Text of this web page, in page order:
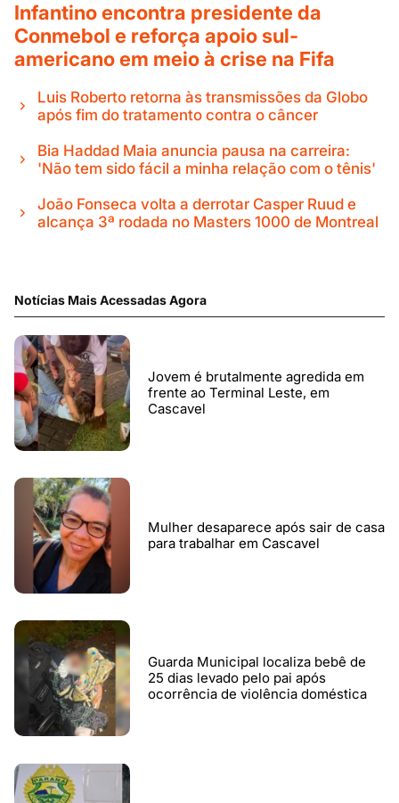
Infantino encontra presidente da
Conmebol e reforça apoio sul-
americano em meio à crise na Fifa
Luis Roberto retorna às transmissões da Globo
após fim do tratamento contra o câncer
Bia Haddad Maia anuncia pausa na carreira:
'Não tem sido fácil a minha relação com o tênis'
João Fonseca volta a derrotar Casper Ruud e
alcança 3ª rodada no Masters 1000 de Montreal
Notícias Mais Acessadas Agora
Jovem é brutalmente agredida em
frente ao Terminal Leste, em
Cascavel
Mulher desaparece após sair de casa
para trabalhar em Cascavel
Guarda Municipal localiza bebê de
25 dias levado pelo pai após
ocorrência de violência doméstica